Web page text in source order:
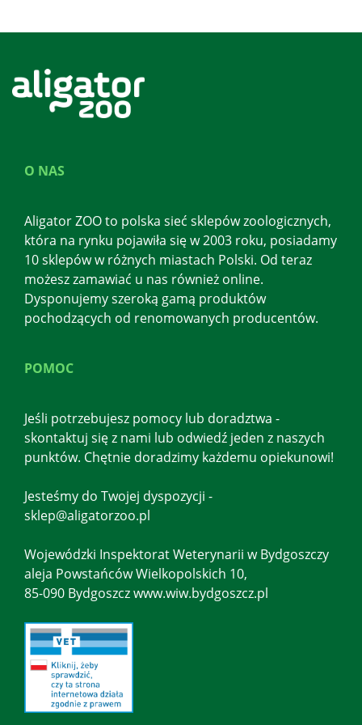
O NAS
Aligator ZOO to polska sieć sklepów zoologicznych,
która na rynku pojawiła się w 2003 roku, posiadamy
10 sklepów w różnych miastach Polski. Od teraz
możesz zamawiać u nas również online.
Dysponujemy szeroką gamą produktów
pochodzących od renomowanych producentów.
POMOC
Jeśli potrzebujesz pomocy lub doradztwa -
skontaktuj się z nami lub odwiedź jeden z naszych
punktów. Chętnie doradzimy każdemu opiekunowi!
Jesteśmy do Twojej dyspozycji -
sklep@aligatorzoo.pl
Wojewódzki Inspektorat Weterynarii w Bydgoszczy
aleja Powstańców Wielkopolskich 10,
85-090 Bydgoszcz www.wiw.bydgoszcz.pl